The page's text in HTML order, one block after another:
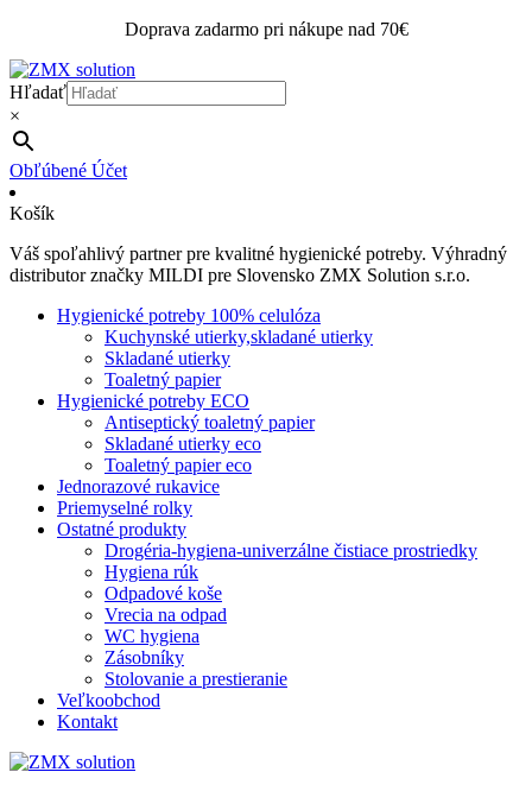
Doprava zadarmo pri nákupe nad 70€
Hľadať
×
Obľúbené Účet
Košík
Váš spoľahlivý partner pre kvalitné hygienické potreby. Výhradný
distributor značky MILDI pre Slovensko ZMX Solution s.r.o.
Hygienické potreby 100% celulóza
Kuchynské utierky,skladané utierky
Skladané utierky
Toaletný papier
Hygienické potreby ECO
Antiseptický toaletný papier
Skladané utierky eco
Toaletný papier eco
Jednorazové rukavice
Priemyselné rolky
Ostatné produkty
Drogéria-hygiena-univerzálne čistiace prostriedky
Hygiena rúk
Odpadové koše
Vrecia na odpad
WC hygiena
Zásobníky
Stolovanie a prestieranie
Veľkoobchod
Kontakt